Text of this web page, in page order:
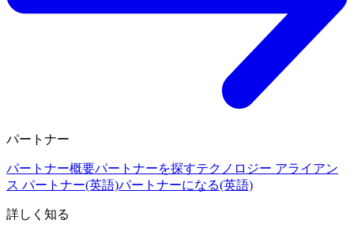
パートナー
パートナー概要パートナーを探すテクノロジー アライアン
ス パートナー(英語)パートナーになる(英語)
詳しく知る